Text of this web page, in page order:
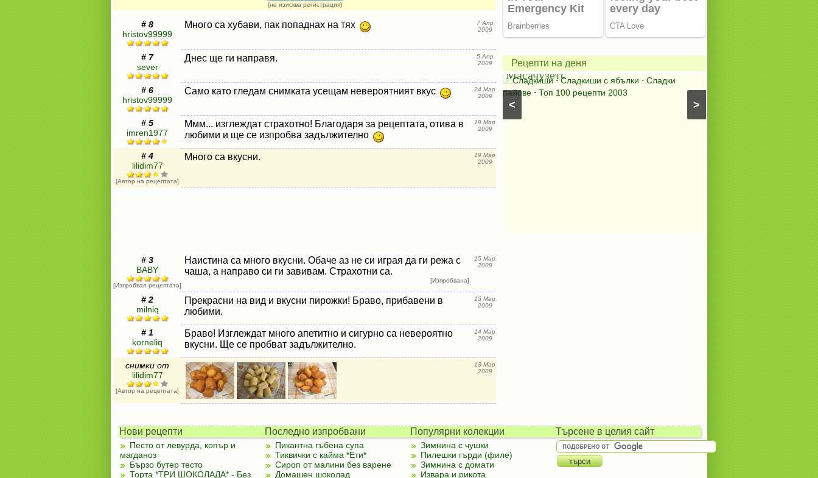
(не изисква регистрация)
# 8
hristov99999
Много са хубави, пак попаднах на тях
7 Апр
2009
# 7
sever
Днес ще ги направя.
5 Апр
2009
# 6
hristov99999
Само като гледам снимката усещам невероятният вкус
24 Мар
2009
# 5
imren1977
Ммм... изглеждат страхотно! Благодаря за рецептата, отива в
любими и ще се изпробва задължително
19 Мар
2009
# 4
lilidim77
[Автор на рецептата]
Много са вкусни.
19 Мар
2009
# 3
BABY
[Изпробвал рецептата]
Наистина са много вкусни. Обаче аз не си играя да ги режа с
чаша, а направо си ги завивам. Страхотни са.
[Изпробвана]
15 Мар
2009
# 2
milniq
Прекрасни на вид и вкусни пирожки! Браво, прибавени в
любими.
15 Мар
2009
# 1
korneliq
Браво! Изглеждат много апетитно и сигурно са невероятно
вкусни. Ще се пробват задължително.
14 Мар
2009
снимки от
lilidim77
[Автор на рецептата]
13 Мар
2009
Рецепти на деня
>
<
Салати с краставици⋅Салати без месо⋅
Салати със спанак⋅Салати с марули (зелени
Американски
ябълков
пай
от
Масачузетс
Сладкиши⋅Сладкиши с ябълки ⋅ Сладки
пайове ⋅ Топ 100 рецепти 2003
Нови рецепти
Песто от левурда, копър и
магданоз
Бързо бутер тесто
Торта *ТРИ ШОКОЛАДА* - Без
Последно изпробвани
Пикантна гъбена супа
Тиквички с кайма *Ети*
Сироп от малини без варене
Домашен шоколад
Популярни колекции
Зимнина с чушки
Пилешки гърди (филе)
Зимнина с домати
Извара и рикота
Търсене в целия сайт